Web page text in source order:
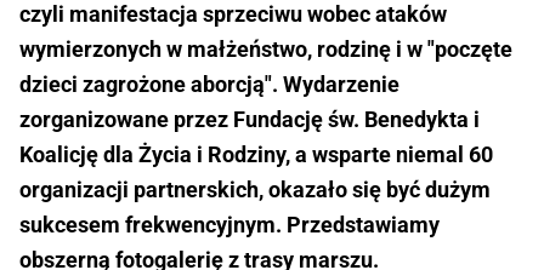
czyli manifestacja sprzeciwu wobec ataków
wymierzonych w małżeństwo, rodzinę i w "poczęte
dzieci zagrożone aborcją". Wydarzenie
zorganizowane przez Fundację św. Benedykta i
Koalicję dla Życia i Rodziny, a wsparte niemal 60
organizacji partnerskich, okazało się być dużym
sukcesem frekwencyjnym. Przedstawiamy
obszerną fotogalerię z trasy marszu.